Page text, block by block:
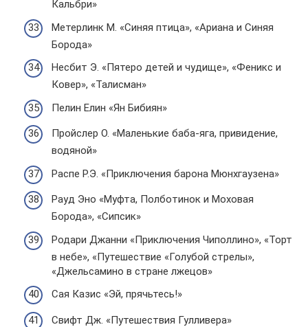
Кальбри»
Метерлинк М. «Синяя птица», «Ариана и Синяя
Борода»
Несбит Э. «Пятеро детей и чудище», «Феникс и
Ковер», «Талисман»
Пелин Елин «Ян Бибиян»
Пройслер О. «Маленькие баба-яга, привидение,
водяной»
Распе Р.Э. «Приключения барона Мюнхгаузена»
Рауд Эно «Муфта, Полботинок и Моховая
Борода», «Сипсик»
Родари Джанни «Приключения Чиполлино», «Торт
в небе», «Путешествие «Голубой стрелы»,
«Джельсамино в стране лжецов»
Сая Казис «Эй, прячьтесь!»
Свифт Дж. «Путешествия Гулливера»